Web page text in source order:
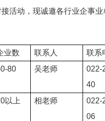
活动，现诚邀各行业企事业
业数 联系人
联系
80 吴老师
022-
40
以上 相老师
022-
06